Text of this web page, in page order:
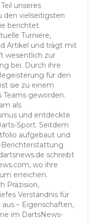
unseres
den vielseitigsten
berichtet
Turniere,
Artikel und trägt mit
wesentlich zur
bei. Durch ihre
für den
sie zu einem
geworden.
als
und entdeckte
Sport. Seitdem
aufgebaut und
Berichterstattung
schreibt
wo ihre
erreichen.
Präzision,
Verständnis für
– Eigenschaften,
im DartsNews-